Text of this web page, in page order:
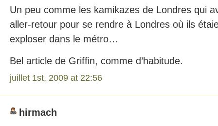
Un peu comme les kamikazes de Londres qui
aller-retour pour se rendre à Londres où ils
exploser dans le métro…
Bel article de Griffin, comme d’habitude.
juillet 1st, 2009 at 22:56
hirmach